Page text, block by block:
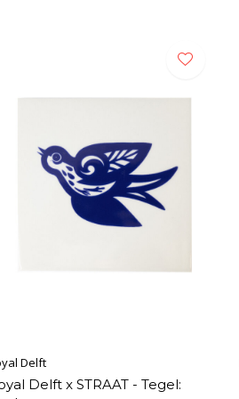
Delft
Delft x STRAAT - Tegel: